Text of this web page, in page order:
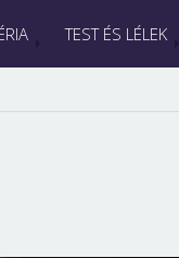
TEST ÉS LÉLEK